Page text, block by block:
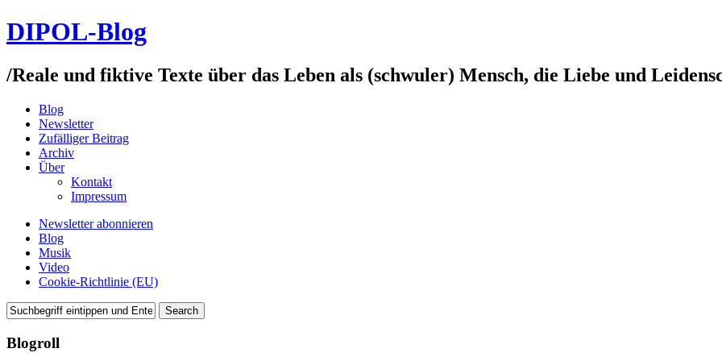
DIPOL-Blog
/Reale und fiktive Texte über das Leben als (schwuler) Mensch, die Liebe und
Blog
Newsletter
Zufälliger Beitrag
Archiv
Über
Kontakt
Impressum
Newsletter abonnieren
Blog
Musik
Video
Cookie-Richtlinie (EU)
Blogroll